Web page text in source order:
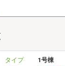
電話で問い合わ
の欄からご希望
ご見学もお待ち
タイプ
1号棟